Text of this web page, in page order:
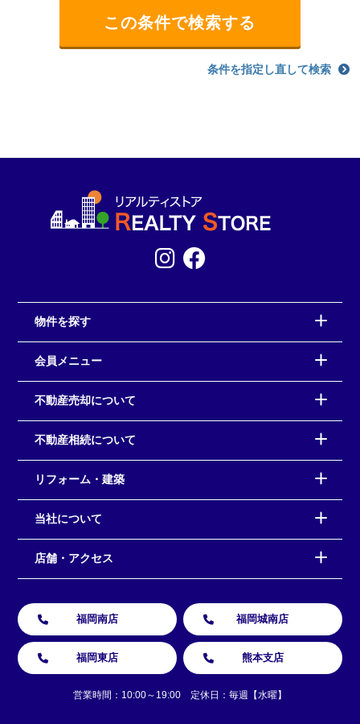
条件を指定し直して検索
物件を探す
会員メニュー
不動産売却について
不動産相続について
リフォーム・建築
当社について
店舗・アクセス
福岡南店 福岡城南店
福岡東店 熊本支店
営業時間：10:00～19:00 定休日：毎週【水曜】